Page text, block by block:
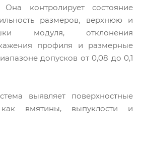
контролирует состояние
размеров, верхнюю и
модуля, отклонения
профиля и размерные
допусков от 0,08 до 0,1
выявляет поверхностные
вмятины, выпуклости и